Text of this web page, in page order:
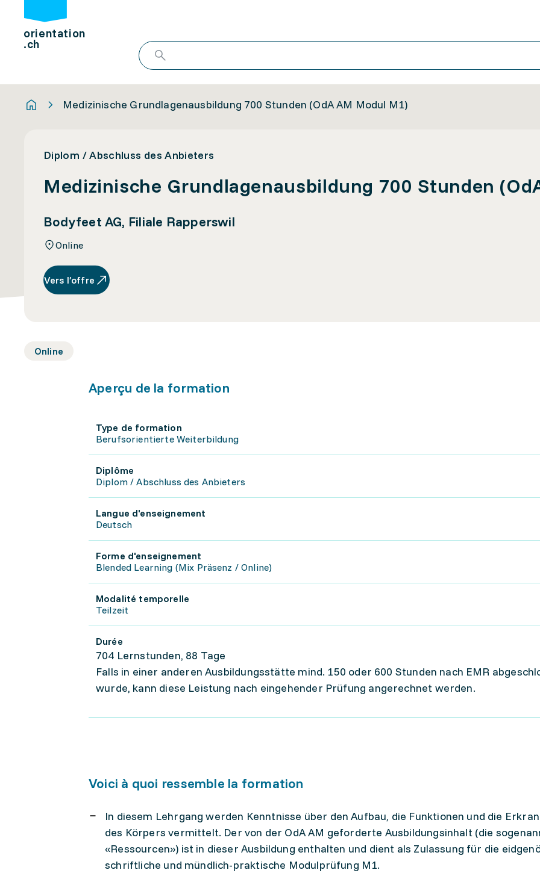
orientation
.ch
Medizinische Grundlagenausbildung 700 Stunden (OdA AM Modul M1)
Diplom / Abschluss des Anbieters
Medizinische Grundlagenausbildung 700 Stunden
Bodyfeet AG, Filiale Rapperswil
Online
Vers l’offre
Online
Aperçu de la formation
Type de formation
Berufsorientierte Weiterbildung
Diplôme
Diplom / Abschluss des Anbieters
Langue d'enseignement
Deutsch
Forme d'enseignement
Blended Learning (Mix Präsenz / Online)
Modalité temporelle
Teilzeit
Durée
704 Lernstunden, 88 Tage
Falls in einer anderen Ausbildungsstätte mind. 150 oder 600 Stunden nach EMR
wurde, kann diese Leistung nach eingehender Prüfung angerechnet werden.
Voici à quoi ressemble la formation
In diesem Lehrgang werden Kenntnisse über den Aufbau, die Funktionen und die
des Körpers vermittelt. Der von der OdA AM geforderte Ausbildungsinhalt (die
«Ressourcen») ist in dieser Ausbildung enthalten und dient als Zulassung für die
schriftliche und mündlich-praktische Modulprüfung M1.